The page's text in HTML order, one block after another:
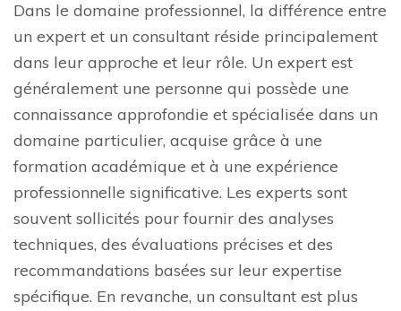
Dans le domaine professionnel, la différence entre
un expert et un consultant réside principalement
dans leur approche et leur rôle. Un expert est
généralement une personne qui possède une
connaissance approfondie et spécialisée dans un
domaine particulier, acquise grâce à une
formation académique et à une expérience
professionnelle significative. Les experts sont
souvent sollicités pour fournir des analyses
techniques, des évaluations précises et des
recommandations basées sur leur expertise
spécifique. En revanche, un consultant est plus